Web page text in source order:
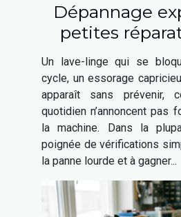
Dépannage
petites
prolongent la
lave-
Un lave-linge qui se
cycle, un essorage
apparaît sans prévenir,
quotidien n’annoncent pas
la machine. Dans la
poignée de vérifications
la panne lourde et à gagner...